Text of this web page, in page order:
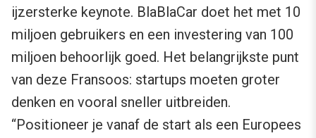
ijzersterke keynote. BlaBlaCar doet het met 10
miljoen gebruikers en een investering van 100
miljoen behoorlijk goed. Het belangrijkste punt
van deze Fransoos: startups moeten groter
denken en vooral sneller uitbreiden.
“Positioneer je vanaf de start als een Europees